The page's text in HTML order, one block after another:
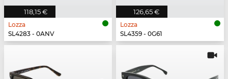
118,15 €
Lozza
SL4283 - 0ANV
126,65 €
Lozza
SL4359 - 0G61